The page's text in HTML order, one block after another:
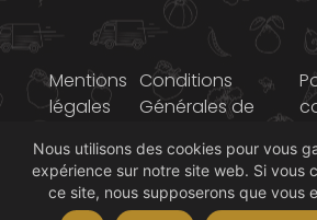
© 2014-2026 Graines
Mentions
légales
Conditions
Générales de
Nous utilisons des cookies pour vous
expérience sur notre site web. Si vous
ce site, nous supposerons que vous